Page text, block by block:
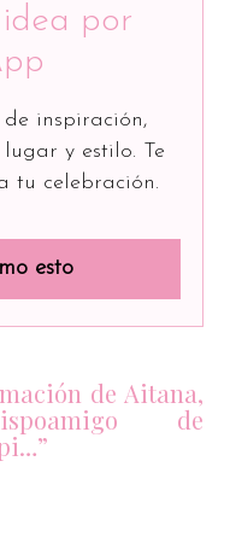
por
inspiración,
y estilo. Te
tu celebración.
esto
de Aitana,
de